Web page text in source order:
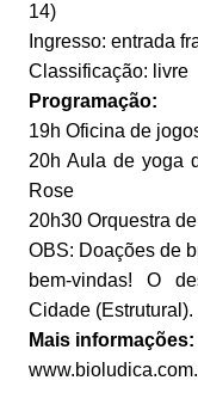
14)
Ingresso: entrada
Classificação: livre
Programação:
19h Oficina de
20h Aula de yoga
Rose
20h30 Orquestra
OBS: Doações de
bem-vindas! O
Cidade (Estrutural).
Mais informações: